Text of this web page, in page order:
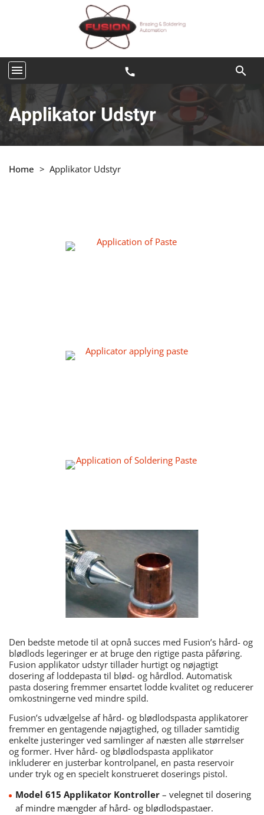
menu call search
Applikator Udstyr
Home > Applikator Udstyr
Den bedste metode til at opnå succes med Fusion’s hård- og
blødlods legeringer er at bruge den rigtige pasta påføring.
Fusion applikator udstyr tillader hurtigt og nøjagtigt
dosering af loddepasta til blød- og hårdlod. Automatisk
pasta dosering fremmer ensartet lodde kvalitet og reducerer
omkostningerne ved mindre spild.
Fusion’s udvælgelse af hård- og blødlodspasta applikatorer
fremmer en gentagende nøjagtighed, og tillader samtidig
enkelte justeringer ved samlinger af næsten alle størrelser
og former. Hver hård- og blødlodspasta applikator
inkluderer en justerbar kontrolpanel, en pasta reservoir
under tryk og en specielt konstrueret doserings pistol.
Model 615 Applikator Kontroller– velegnet til dosering
af mindre mængder af hård- og blødlodspastaer.